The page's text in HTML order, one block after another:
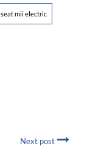
seat mii electric
Next post